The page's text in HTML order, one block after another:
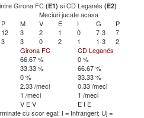
Girona FC (E1) si CD Leganés (E2)
Meciuri jucate acasa
P M V E I G
P
12 3 2 1 0 7-3
7
3 3 0 2 1 1-3
2
Girona FC
CD Leganés
66.67 %
0 %
33.33 %
66.67 %
0 %
33.33 %
2.33 /meci
0.33 /meci
1 /meci
1 /meci
V EV E I E
cu scor egal; I = Infrangeri; Uj =